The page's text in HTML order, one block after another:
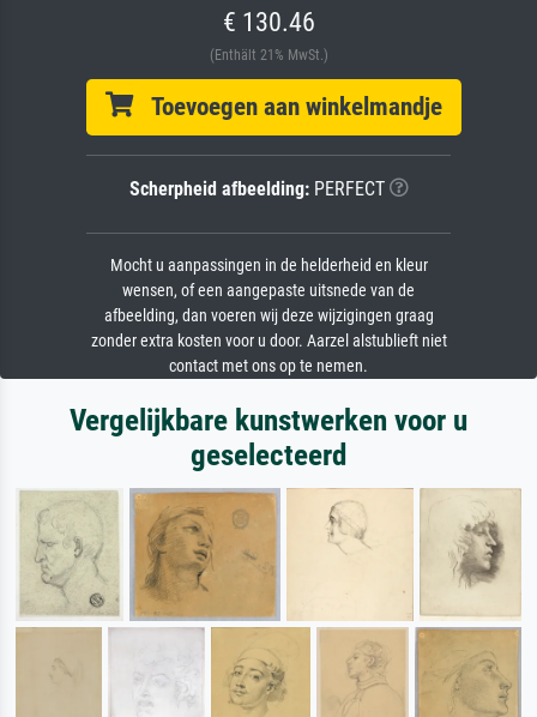
€ 130.46
(Enthält 21% MwSt.)
Toevoegen aan winkelmandje
Scherpheid afbeelding:PERFECT
Mocht u aanpassingen in de helderheid en kleur
wensen, of een aangepaste uitsnede van de
afbeelding, dan voeren wij deze wijzigingen graag
zonder extra kosten voor u door. Aarzel alstublieft niet
contact met ons op te nemen.
Vergelijkbare kunstwerken voor u
geselecteerd